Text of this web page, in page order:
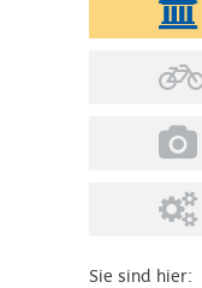
Sie sind hier: